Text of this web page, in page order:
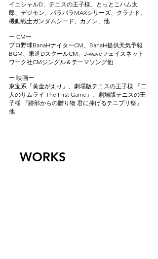
イニシャルD、テニスの王子様、とっとこハム太
郎、デジモン、パラパラMAXシリーズ、クラナド、
機動戦士ガンダムシード、カノン、他
ー CMー
プロ野球BanaHナイターCM、BanaH提供天気予報
BGM、東進DスクールCM、J-waveフェイスネット
ワーク社CMジングル＆テーマソング他
ー 映画ー
東宝系『黄金がえり』、劇場版テニスの王子様 『二
人のサムライ The First Game』、劇場版テニスの王
子様 『跡部からの贈り物 君に捧げるテニプリ祭』
他
WORKS